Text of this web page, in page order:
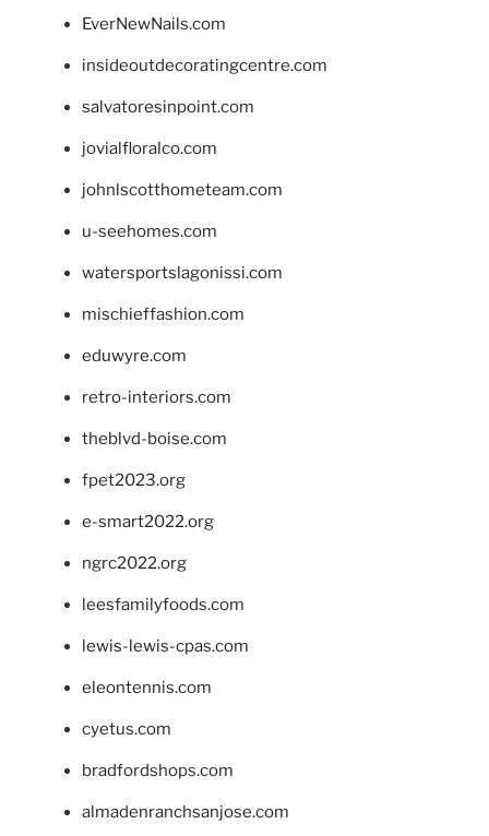
EverNewNails.com
insideoutdecoratingcentre.com
salvatoresinpoint.com
jovialfloralco.com
johnlscotthometeam.com
u-seehomes.com
watersportslagonissi.com
mischieffashion.com
eduwyre.com
retro-interiors.com
theblvd-boise.com
fpet2023.org
e-smart2022.org
ngrc2022.org
leesfamilyfoods.com
lewis-lewis-cpas.com
eleontennis.com
cyetus.com
bradfordshops.com
almadenranchsanjose.com